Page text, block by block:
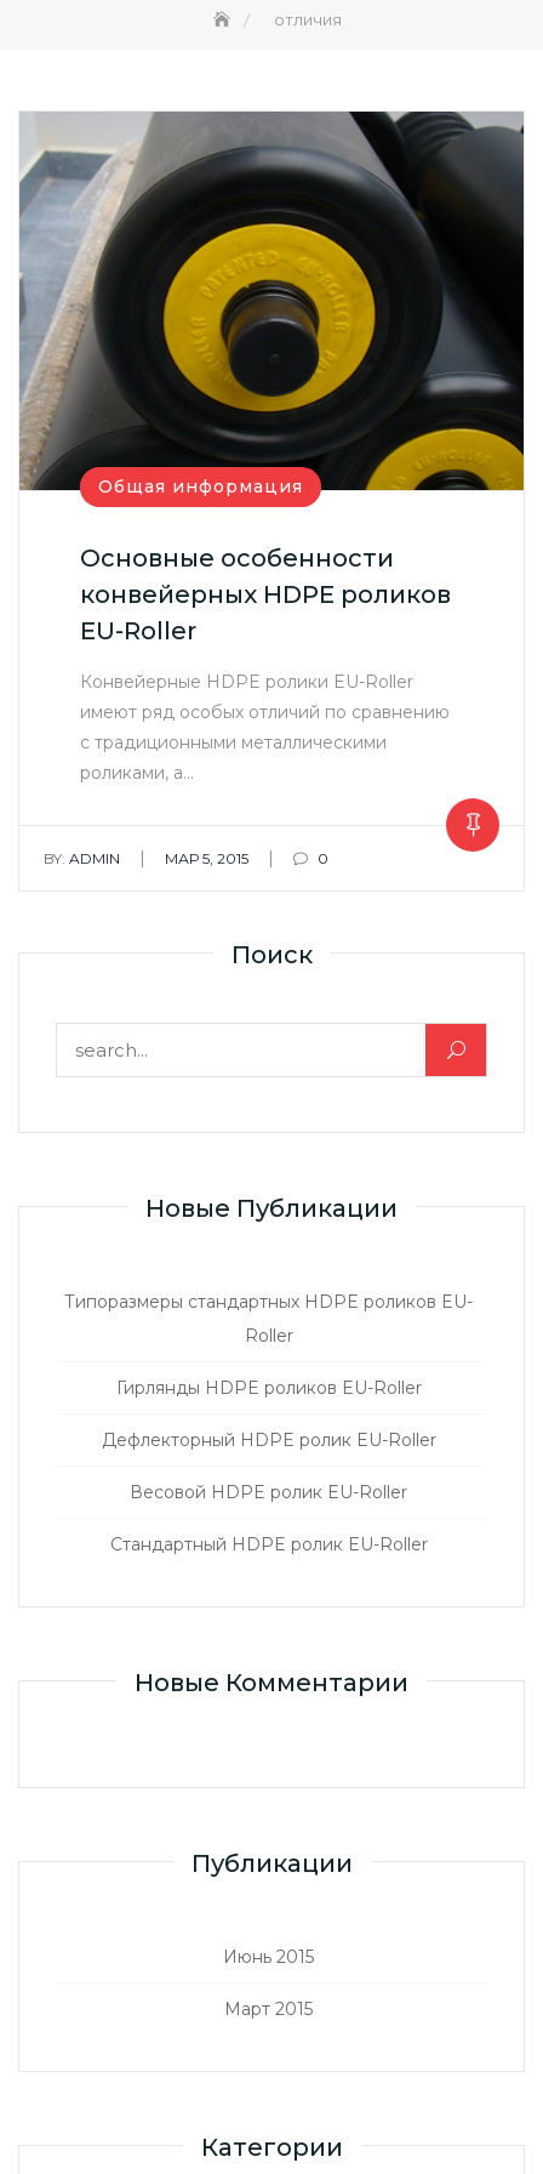
отличия
Общая информация
Основные особенности
конвейерных HDPE роликов
EU-Roller
Конвейерные HDPE ролики EU-Roller
имеют ряд особых отличий по сравнению
с традиционными металлическими
роликами, а…
BY: ADMIN | МАР 5, 2015 | 0
Поиск
Новые Публикации
Типоразмеры стандартных HDPE роликов EU-
Roller
Гирлянды HDPE роликов EU-Roller
Дефлекторный HDPE ролик EU-Roller
Весовой HDPE ролик EU-Roller
Стандартный HDPE ролик EU-Roller
Новые Комментарии
Публикации
Июнь 2015
Март 2015
Категории